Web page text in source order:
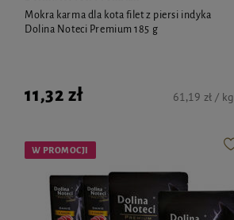
Mokra karma dla kota filet z piersi indyka
Dolina Noteci Premium 185 g
11,32 zł 61,19 zł / kg
W PROMOCJI